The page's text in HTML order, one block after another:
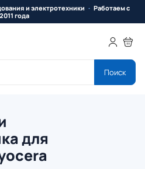
и электротехники
Работаем с
2011 года
Поиск
для